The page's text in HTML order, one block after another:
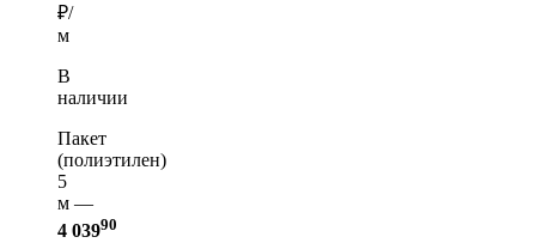
₽/
м
В
наличии
Пакет
(полиэтилен)
5
м —
4 03990